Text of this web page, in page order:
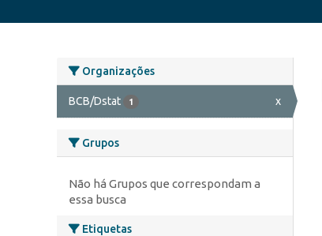
Organizações
BCB/Dstat 1 x
Grupos
Não há Grupos que correspondam a
essa busca
Etiquetas